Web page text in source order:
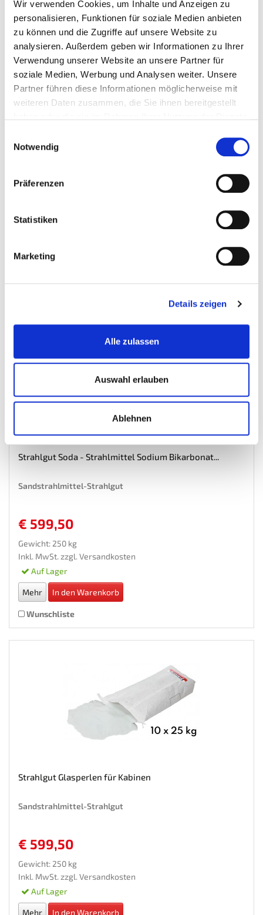
Wir verwenden Cookies, um Inhalte und Anzeigen zu
personalisieren, Funktionen für soziale Medien anbieten
zu können und die Zugriffe auf unsere Website zu
analysieren. Außerdem geben wir Informationen zu Ihrer
Verwendung unserer Website an unsere Partner für
soziale Medien, Werbung und Analysen weiter. Unsere
Partner führen diese Informationen möglicherweise mit
weiteren Daten zusammen, die Sie ihnen bereitgestellt
Notwendig
Präferenzen
Statistiken
Marketing
Details zeigen
Alle zulassen
Auswahl erlauben
Ablehnen
Universelles Strahlmittel - Strahlgut Calcium...
Sandstrahlmittel-Strahlgut
€ 249,50
Auf Lager
Mehr In den Warenkorb
€ 599,50
Gewicht: 250 kg
Inkl. MwSt. zzgl.
Auf Lager
Mehr In den Warenkorb
Wunschliste
€ 599,50
Gewicht: 250 kg
Inkl. MwSt. zzgl.
Auf Lager